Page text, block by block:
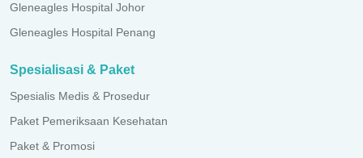
Gleneagles Hospital Johor
Gleneagles Hospital Penang
Spesialisasi & Paket
Spesialis Medis & Prosedur
Paket Pemeriksaan Kesehatan
Paket & Promosi